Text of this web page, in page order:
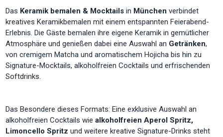
Das Keramik bemalen & Mocktailsin München verbindet
kreatives Keramikbemalen mit einem entspannten Feierabend-
Erlebnis. Die Gäste bemalen ihre eigene Keramik in gemütlicher
Atmosphäre und genießen dabei eine Auswahl an Getränken,
von cremigem Matcha und aromatischem Hojicha bis hin zu
Signature-Mocktails, alkoholfreien Cocktails und erfrischenden
Softdrinks.
Das Besondere dieses Formats: Eine exklusive Auswahl an
alkoholfreien Cocktails wiealkoholfreien Aperol Spritz,
Limoncello Spritz und weitere kreative Signature-Drinks steht